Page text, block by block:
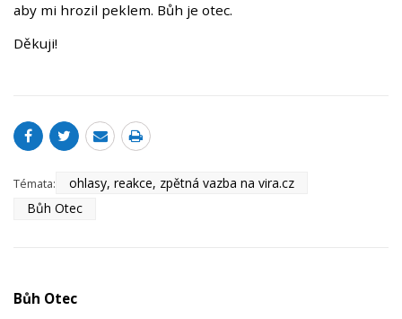
aby mi hrozil peklem. Bůh je otec.
Děkuji!
Témata:
ohlasy, reakce, zpětná vazba na vira.cz
Bůh Otec
Bůh Otec